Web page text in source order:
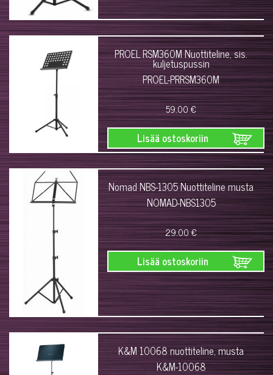
PROEL RSM360M Nuottiteline, sis.
kuljetuspussin
PROEL-PRRSM360M
59.00 €
Lisää ostoskoriin
Nomad NBS-1305 Nuottiteline musta
NOMAD-NBS1305
29.00 €
Lisää ostoskoriin
K&M 10068 nuottiteline, musta
K&M-10068